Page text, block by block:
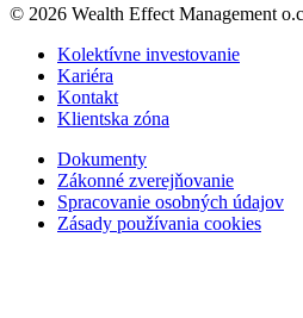
© 2026 Wealth Effect Management
Kolektívne investovanie
Kariéra
Kontakt
Klientska zóna
Dokumenty
Zákonné zverejňovanie
Spracovanie osobných údajov
Zásady používania cookies